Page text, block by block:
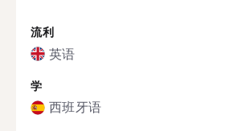
流利
英语
学
西班牙语